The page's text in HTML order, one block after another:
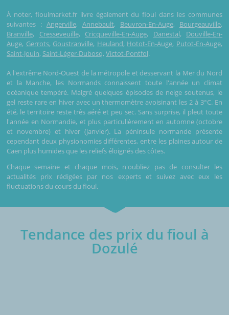
À noter, fioulmarket.fr livre également du fioul dans les communes
suivantes : Angerville, Annebault, Beuvron-En-Auge, Bourgeauville,
Branville, Cresseveuille, Cricqueville-En-Auge, Danestal, Douville-En-
Auge, Gerrots, Goustranville, Heuland, Hotot-En-Auge, Putot-En-Auge,
Saint-Jouin, Saint-Léger-Dubosq, Victot-Pontfol.
A l'extrême Nord-Ouest de la métropole et desservant la Mer du Nord
et la Manche, les Normands connaissent toute l'année un climat
océanique tempéré. Malgré quelques épisodes de neige soutenus, le
gel reste rare en hiver avec un thermomètre avoisinant les 2 à 3°C. En
été, le territoire reste très aéré et peu sec. Sans surprise, il pleut toute
l'année en Normandie, et plus particulièrement en automne (octobre
et novembre) et hiver (janvier). La péninsule normande présente
cependant deux physionomies différentes, entre les plaines autour de
Caen plus humides que les reliefs éloignés des côtes.
Chaque semaine et chaque mois, n'oubliez pas de consulter les
actualités prix rédigées par nos experts et suivez avec eux les
fluctuations du cours du fioul.
Tendance des prix du fioul à
Dozulé